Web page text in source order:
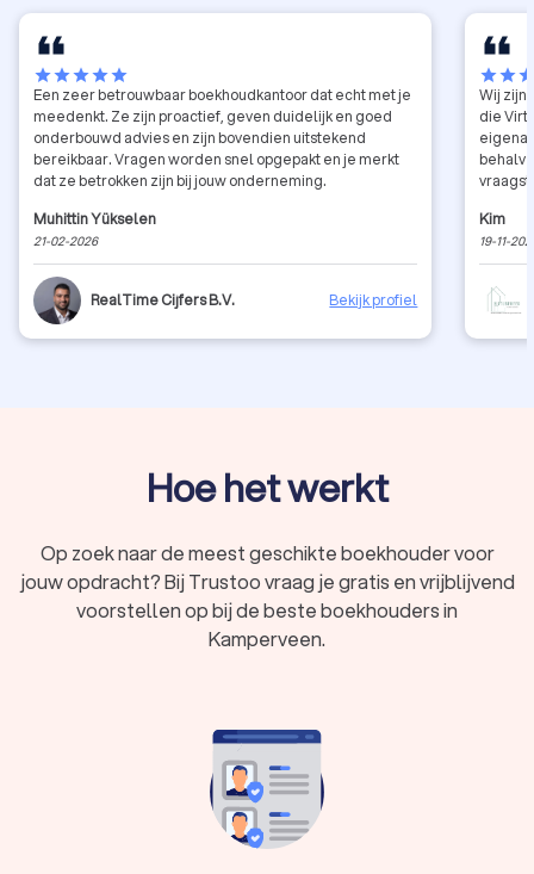
starstarstarstarstar
Een zeer betrouwbaar boekhoudkantoor dat echt met je
meedenkt. Ze zijn proactief, geven duidelijk en goed
onderbouwd advies en zijn bovendien uitstekend
bereikbaar. Vragen worden snel opgepakt en je merkt
dat ze betrokken zijn bij jouw onderneming.
Muhittin Yükselen
21-02-2026
RealTime Cijfers B.V. Bekijk profiel
starstar
Wij zijn
die
vraagstukken. Ik laat
Kim
19-11-
Hoe het werkt
Op zoek naar de meest geschikte boekhouder voor
jouw opdracht? Bij Trustoo vraag je gratis en vrijblijvend
voorstellen op bij de beste boekhouders in
Kamperveen.